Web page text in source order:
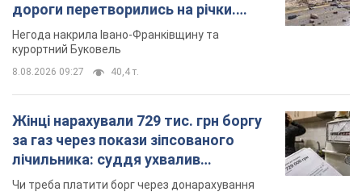
дороги перетворились на річки.
Відео
Негода накрила Івано-Франківщину та
курортний Буковель
8.08.2026 09:27 40,4 т.
Жінці нарахували 729 тис. грн боргу
за газ через покази зіпсованого
лічильника: суддя ухвалив
неочікуване рішення
Чи треба платити борг через донарахування